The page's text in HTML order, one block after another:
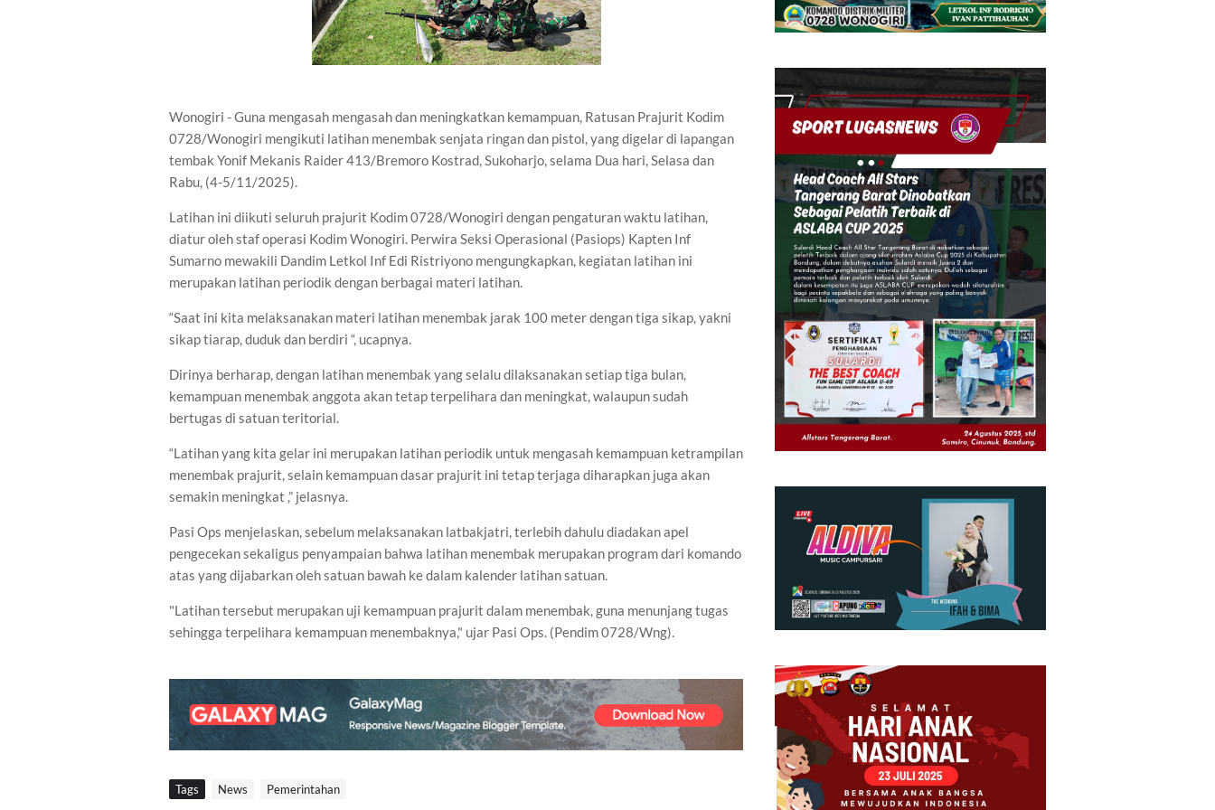
Wonogiri - Guna mengasah mengasah dan meningkatkan kemampuan, Ratusan Prajurit Kodim
0728/Wonogiri mengikuti latihan menembak senjata ringan dan pistol, yang digelar di lapangan
tembak Yonif Mekanis Raider 413/Bremoro Kostrad, Sukoharjo, selama Dua hari, Selasa dan
Rabu, (4-5/11/2025).
Latihan ini diikuti seluruh prajurit Kodim 0728/Wonogiri dengan pengaturan waktu latihan,
diatur oleh staf operasi Kodim Wonogiri. Perwira Seksi Operasional (Pasiops) Kapten Inf
Sumarno mewakili Dandim Letkol Inf Edi Ristriyono mengungkapkan, kegiatan latihan ini
merupakan latihan periodik dengan berbagai materi latihan.
“Saat ini kita melaksanakan materi latihan menembak jarak 100 meter dengan tiga sikap, yakni
sikap tiarap, duduk dan berdiri “, ucapnya.
Dirinya berharap, dengan latihan menembak yang selalu dilaksanakan setiap tiga bulan,
kemampuan menembak anggota akan tetap terpelihara dan meningkat, walaupun sudah
bertugas di satuan teritorial.
“Latihan yang kita gelar ini merupakan latihan periodik untuk mengasah kemampuan ketrampilan
menembak prajurit, selain kemampuan dasar prajurit ini tetap terjaga diharapkan juga akan
semakin meningkat ,” jelasnya.
Pasi Ops menjelaskan, sebelum melaksanakan latbakjatri, terlebih dahulu diadakan apel
pengecekan sekaligus penyampaian bahwa latihan menembak merupakan program dari komando
atas yang dijabarkan oleh satuan bawah ke dalam kalender latihan satuan.
"Latihan tersebut merupakan uji kemampuan prajurit dalam menembak, guna menunjang tugas
sehingga terpelihara kemampuan menembaknya," ujar Pasi Ops. (Pendim 0728/Wng).
Tags News Pemerintahan